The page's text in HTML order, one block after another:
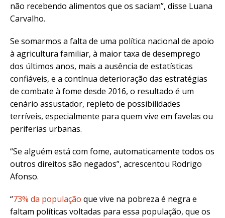
não recebendo alimentos que os saciam”, disse Luana
Carvalho.
Se somarmos a falta de uma política nacional de apoio
à agricultura familiar, à maior taxa de desemprego
dos últimos anos, mais a ausência de estatísticas
confiáveis, e a contínua deterioração das estratégias
de combate à fome desde 2016, o resultado é um
cenário assustador, repleto de possibilidades
terríveis, especialmente para quem vive em favelas ou
periferias urbanas.
“Se alguém está com fome, automaticamente todos os
outros direitos são negados”, acrescentou Rodrigo
Afonso.
“73% da população que vive na pobreza é negra e
faltam políticas voltadas para essa população, que os